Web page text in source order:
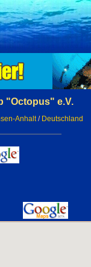
"Octopus" e.V.
Anhalt/ Deutschland